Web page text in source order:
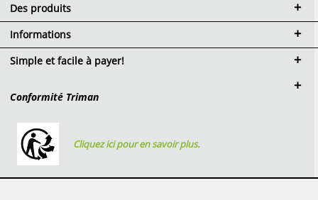
Des produits
Informations
Simple et facile à payer!
Conformité Triman
Cliquez ici pour en savoir plus.